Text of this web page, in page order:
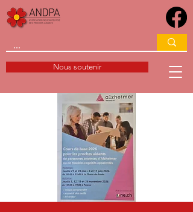
Nous soutenir